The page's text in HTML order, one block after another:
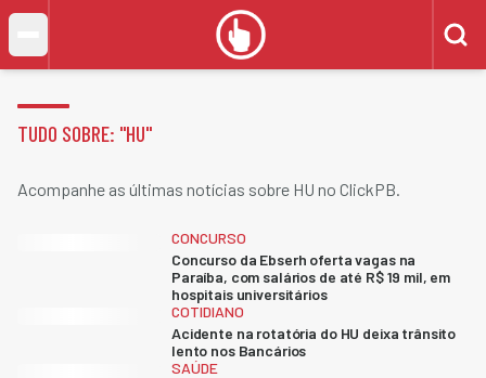
TUDO SOBRE: "HU"
Acompanhe as últimas notícias sobre HU no ClickPB.
CONCURSO
Concurso da Ebserh oferta vagas na
Paraíba, com salários de até R$ 19 mil, em
hospitais universitários
COTIDIANO
Acidente na rotatória do HU deixa trânsito
lento nos Bancários
SAÚDE